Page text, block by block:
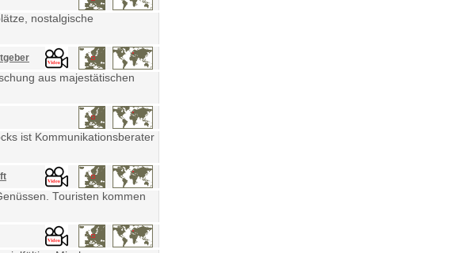
nostalgische
aus majestätischen
ist Kommunikationsberater
Touristen kommen